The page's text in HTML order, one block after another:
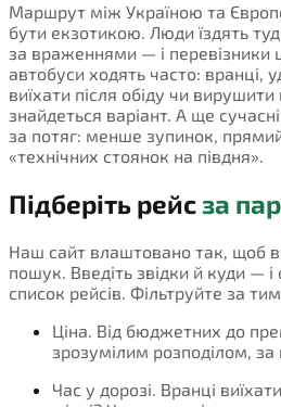
Маршрут між Україною та
бути екзотикою. Люди їздять
за враженнями — і перевізники
автобуси ходять часто: вранці,
виїхати після обіду чи вирушити
знайдеться варіант. А ще
за потяг: менше зупинок,
«технічних стоянок на півдня».
Підберіть рейсза
Наш сайт влаштовано так, щоб
пошук. Введіть звідки й куди —
список рейсів. Фільтруйте за
Ціна. Від бюджетних до
зрозумілим розподілом,
Час у дорозі. Вранці